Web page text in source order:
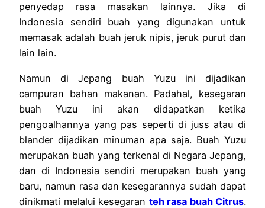
penyedap rasa masakan lainnya. Jika di
Indonesia sendiri buah yang digunakan untuk
memasak adalah buah jeruk nipis, jeruk purut dan
lain lain.
Namun di Jepang buah Yuzu ini dijadikan
campuran bahan makanan. Padahal, kesegaran
buah Yuzu ini akan didapatkan ketika
pengoalhannya yang pas seperti di juss atau di
blander dijadikan minuman apa saja. Buah Yuzu
merupakan buah yang terkenal di Negara Jepang,
dan di Indonesia sendiri merupakan buah yang
baru, namun rasa dan kesegarannya sudah dapat
dinikmati melalui kesegaran teh rasa buah Citrus.